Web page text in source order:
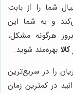
شما را از بابت
و به شما این
هرگونه مشکل،
کالا بهره‌مند شوید.
را در سریع‌ترین
در کمترین زمان